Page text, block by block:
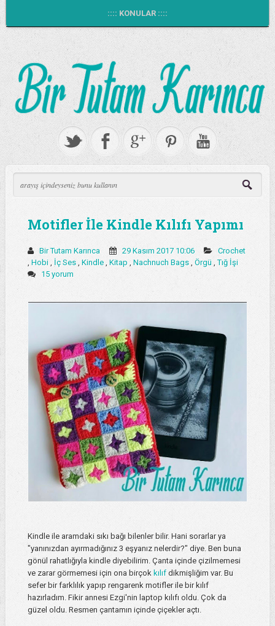
:::: KONULAR ::::
Motifler İle Kindle Kılıfı Yapımı
Bir Tutam Karınca 29 Kasım 2017 10:06
Crochet
Hobi İç Ses Kindle Kitap Nachnuch Bags Örgü ,Tığ İşi
15 yorum
Kindle ile aramdaki sıkı bağı bilenler bilir. Hani sorarlar ya
"yanınızdan ayırmadığınız 3 eşyanız nelerdir?" diye. Ben buna
gönül rahatlığıyla kindle diyebilirim. Çanta içinde çizilmemesi
ve zarar görmemesi için ona birçok kılıfdikmişliğim var. Bu
sefer bir farklılık yapıp rengarenk motifler ile bir kılıf
hazırladım. Fikir annesi Ezgi'nin laptop kılıfı oldu. Çok da
güzel oldu. Resmen çantamın içinde çiçekler açtı.